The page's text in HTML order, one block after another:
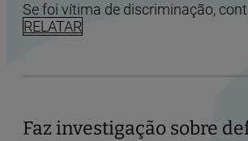
Se foi vítima de discriminação,
RELATAR
Faz investigação sobre